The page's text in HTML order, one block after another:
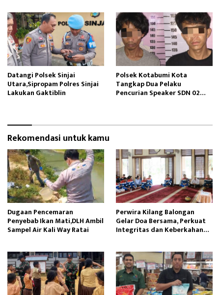
Datangi Polsek Sinjai
Utara,Sipropam Polres Sinjai
Lakukan Gaktiblin
Polsek Kotabumi Kota
Tangkap Dua Pelaku
Pencurian Speaker SDN 02
Rekomendasi untuk kamu
Dugaan Pencemaran
Penyebab Ikan Mati,DLH Ambil
Sampel Air Kali Way Ratai
Perwira Kilang Balongan
Gelar Doa Bersama, Perkuat
Integritas dan Keberkahan